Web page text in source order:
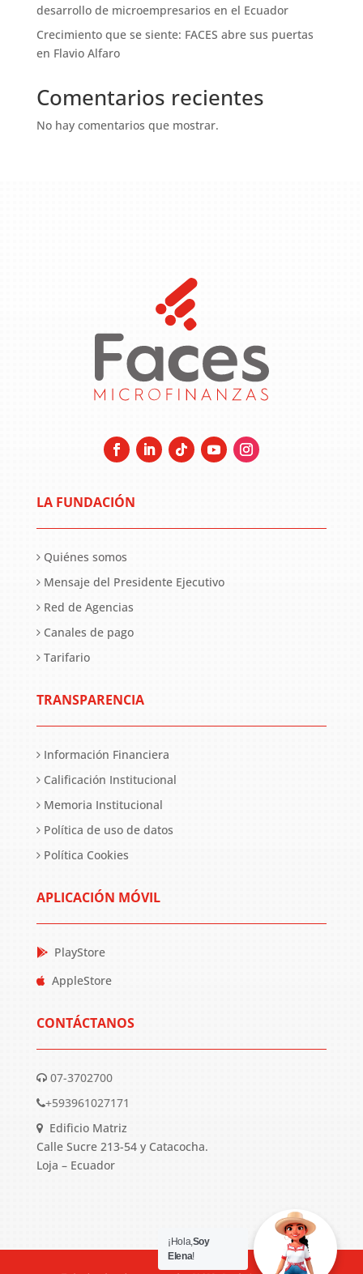
desarrollo de microempresarios en el Ecuador
Crecimiento que se siente: FACES abre sus puertas
en Flavio Alfaro
Comentarios recientes
No hay comentarios que mostrar.
LA FUNDACIÓN
Quiénes somos
Mensaje del Presidente Ejecutivo
Red de Agencias
Canales de pago
Tarifario
TRANSPARENCIA
Información Financiera
Calificación Institucional
Memoria Institucional
Política de uso de datos
Política Cookies
APLICACIÓN MÓVIL
PlayStore
AppleStore
CONTÁCTANOS
07-3702700
+593961027171
Edificio Matriz
Calle Sucre 213-54 y Catacocha.
Loja – Ecuador
¡Hola,Soy
Elena!